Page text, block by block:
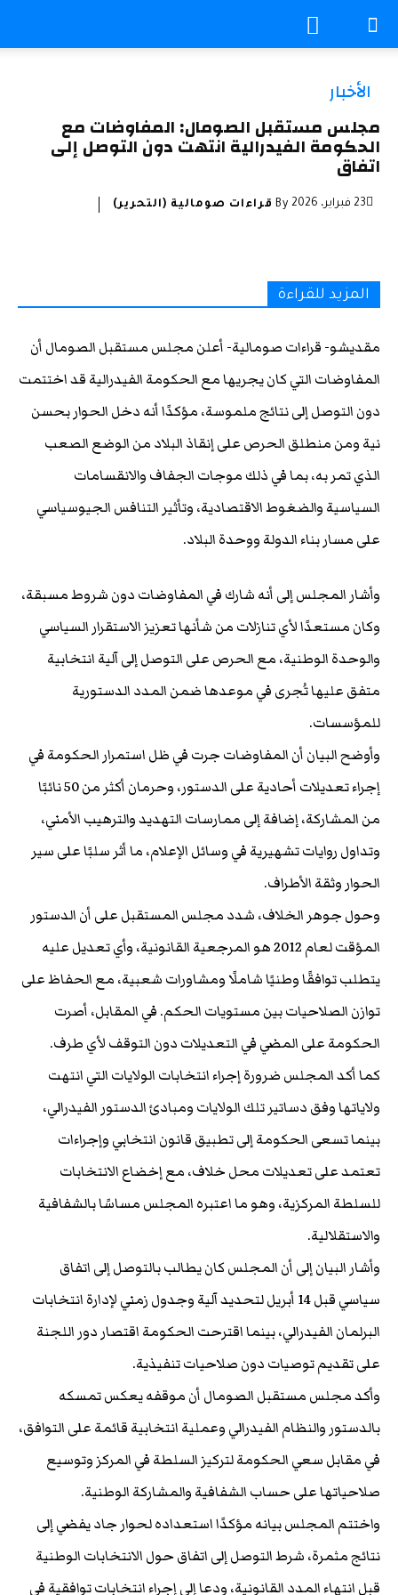
الأخبار
مجلس مستقبل الصومال: المفاوضات مع
الحكومة الفيدرالية انتهت دون التوصل إلى
اتفاق
23 فبراير، 2026 By قراءات صومالية (التحرير)
المزيد للقراءة
مقديشو- قراءات صومالية- أعلن مجلس مستقبل الصومال أن
المفاوضات التي كان يجريها مع الحكومة الفيدرالية قد اختتمت
دون التوصل إلى نتائج ملموسة، مؤكدًا أنه دخل الحوار بحسن
نية ومن منطلق الحرص على إنقاذ البلاد من الوضع الصعب
الذي تمر به، بما في ذلك موجات الجفاف والانقسامات
السياسية والضغوط الاقتصادية، وتأثير التنافس الجيوسياسي
على مسار بناء الدولة ووحدة البلاد.
وأشار المجلس إلى أنه شارك في المفاوضات دون شروط مسبقة،
وكان مستعدًا لأي تنازلات من شأنها تعزيز الاستقرار السياسي
والوحدة الوطنية، مع الحرص على التوصل إلى آلية انتخابية
متفق عليها تُجرى في موعدها ضمن المدد الدستورية
للمؤسسات.
وأوضح البيان أن المفاوضات جرت في ظل استمرار الحكومة في
إجراء تعديلات أحادية على الدستور، وحرمان أكثر من 50 نائبًا
من المشاركة، إضافة إلى ممارسات التهديد والترهيب الأمني،
وتداول روايات تشهيرية في وسائل الإعلام، ما أثر سلبًا على سير
الحوار وثقة الأطراف.
وحول جوهر الخلاف، شدد مجلس المستقبل على أن الدستور
المؤقت لعام 2012 هو المرجعية القانونية، وأي تعديل عليه
يتطلب توافقًا وطنيًا شاملًا ومشاورات شعبية، مع الحفاظ على
توازن الصلاحيات بين مستويات الحكم. في المقابل، أصرت
الحكومة على المضي في التعديلات دون التوقف لأي طرف.
كما أكد المجلس ضرورة إجراء انتخابات الولايات التي انتهت
ولاياتها وفق دساتير تلك الولايات ومبادئ الدستور الفيدرالي،
بينما تسعى الحكومة إلى تطبيق قانون انتخابي وإجراءات
تعتمد على تعديلات محل خلاف، مع إخضاع الانتخابات
للسلطة المركزية، وهو ما اعتبره المجلس مساسًا بالشفافية
والاستقلالية.
وأشار البيان إلى أن المجلس كان يطالب بالتوصل إلى اتفاق
سياسي قبل 14 أبريل لتحديد آلية وجدول زمني لإدارة انتخابات
البرلمان الفيدرالي، بينما اقترحت الحكومة اقتصار دور اللجنة
على تقديم توصيات دون صلاحيات تنفيذية.
وأكد مجلس مستقبل الصومال أن موقفه يعكس تمسكه
بالدستور والنظام الفيدرالي وعملية انتخابية قائمة على التوافق،
في مقابل سعي الحكومة لتركيز السلطة في المركز وتوسيع
صلاحياتها على حساب الشفافية والمشاركة الوطنية.
واختتم المجلس بيانه مؤكدًا استعداده لحوار جاد يفضي إلى
نتائج مثمرة، شرط التوصل إلى اتفاق حول الانتخابات الوطنية
قبل انتهاء المدد القانونية، ودعا إلى إجراء انتخابات توافقية في